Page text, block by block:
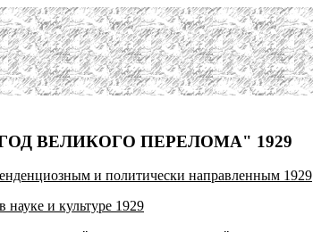
ВЕЛИКОГО ПЕРЕЛОМА" 1929
и политически направленным 1929
науке и культуре 1929